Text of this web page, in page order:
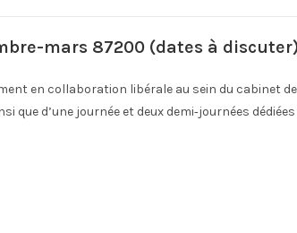
mars 87200 (dates à
en collaboration libérale au sein du cabinet
que d’une journée et deux demi‑journées